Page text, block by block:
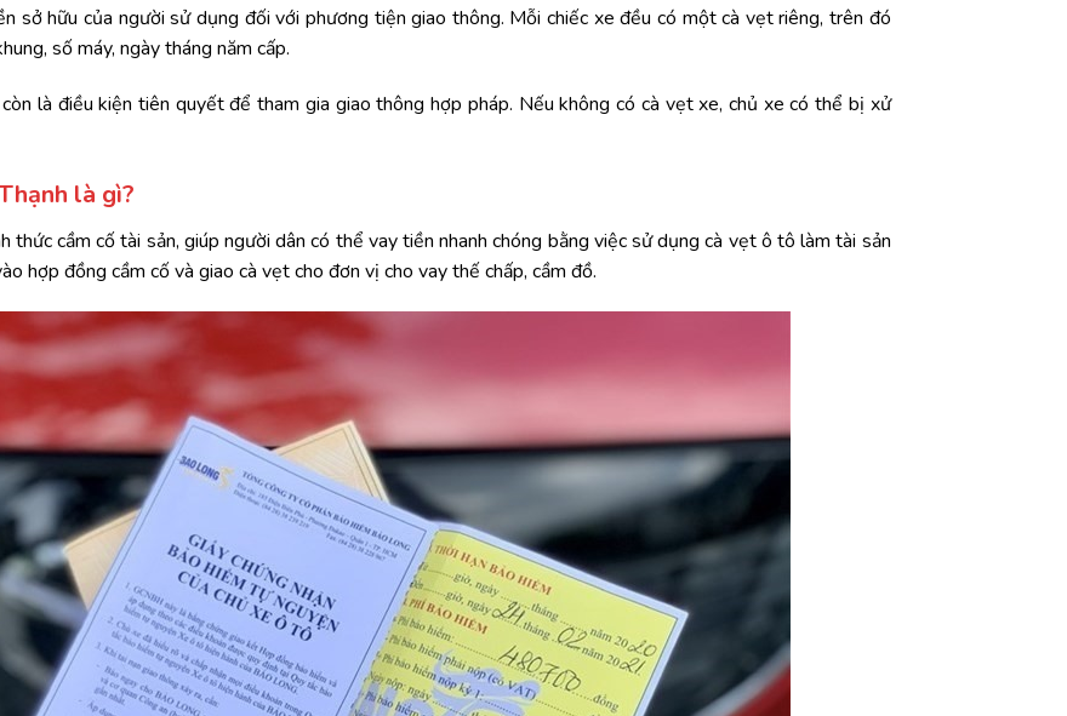
sở hữu của người sử dụng đối với phương tiện giao thông. Mỗi chiếc xe đều có một cà vẹt riêng, trên đó
số máy, ngày tháng năm cấp.
là điều kiện tiên quyết để tham gia giao thông hợp pháp. Nếu không có cà vẹt xe, chủ xe có thể bị xử
là gì?
thức cầm cố tài sản, giúp người dân có thể vay tiền nhanh chóng bằng việc sử dụng cà vẹt ô tô làm tài sản
hợp đồng cầm cố và giao cà vẹt cho đơn vị cho vay thế chấp, cầm đồ.